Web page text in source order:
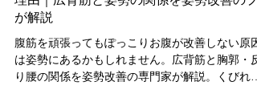
助川 友樹
7月29日